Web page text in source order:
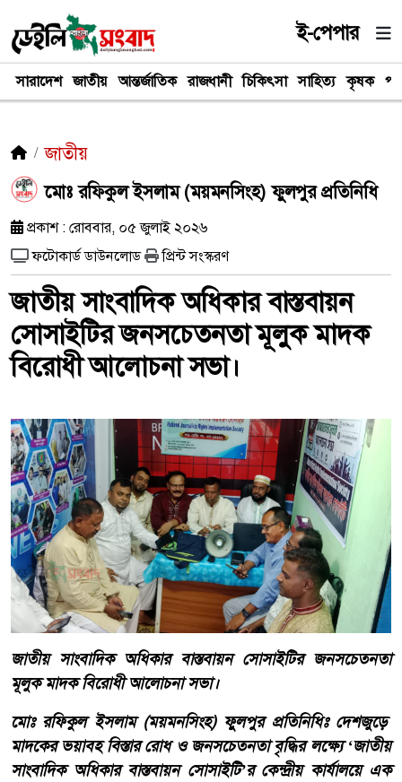
ই-পেপার
সারাদেশ জাতীয় আন্তর্জাতিক রাজধানী চিকিৎসা সাহিত্য কৃষক
জাতীয়
​মোঃ রফিকুল ইসলাম (ময়মনসিংহ) ফুুলপুর প্রতিনিধি
প্রকাশ : রোববার, ০৫ জুলাই ২০২৬
ফটোকার্ড ডাউনলোড
প্রিন্ট সংস্করণ
জাতীয় সাংবাদিক অধিকার বাস্তবায়ন
সোসাইটির জনসচেতনতা মূলুক মাদক
বিরোধী আলোচনা সভা।
জাতীয় সাংবাদিক অধিকার বাস্তবায়ন সোসাইটির জনসচেতনতা
মূলুক মাদক বিরোধী আলোচনা সভা।
​মোঃ রফিকুল ইসলাম (ময়মনসিংহ) ফুুলপুর প্রতিনিধিঃ দেশজুড়ে
মাদকের ভয়াবহ বিস্তার রোধ ও জনসচেতনতা বৃদ্ধির লক্ষ্যে ‘জাতীয়
সাংবাদিক অধিকার বাস্তবায়ন সোসাইটি’র কেন্দ্রীয় কার্যালয়ে এক